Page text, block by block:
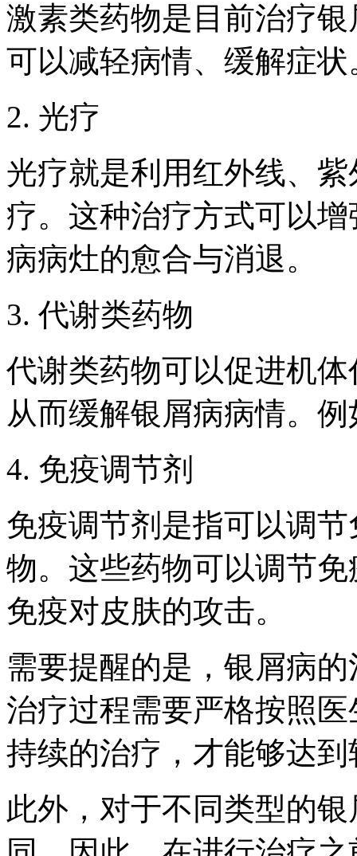
激素类药物是目前治疗
可以减轻病情、缓解症状
2. 光疗
光疗就是利用红外线、
疗。这种治疗方式可以
病病灶的愈合与消退。
3. 代谢类药物
代谢类药物可以促进机
从而缓解银屑病病情。
4. 免疫调节剂
免疫调节剂是指可以调
物。这些药物可以调节
免疫对皮肤的攻击。
需要提醒的是，银屑病
治疗过程需要严格按照
持续的治疗，才能够达
此外，对于不同类型的